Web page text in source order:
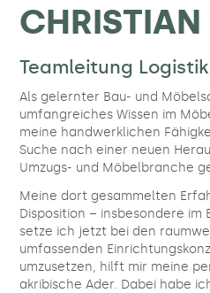
CHRISTIAN
Teamleitung Logistik
Als gelernter Bau- und
umfangreiches Wissen im
meine handwerklichen
Suche nach einer neuen
Umzugs- und Möbelbranche
Meine dort gesammelten
Disposition – insbesondere
setze ich jetzt bei den
umfassenden
umzusetzen, hilft mir meine
akribische Ader. Dabei habe